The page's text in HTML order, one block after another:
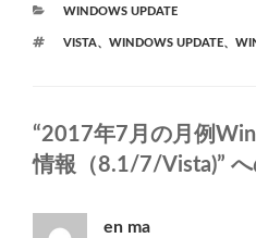
カ
ゴ
WINDOWS UPDATE
タ
VISTA、 WINDOWS UPDATE、
“2017年7月の月例
情報（8.1/7/Vista)”
en ma